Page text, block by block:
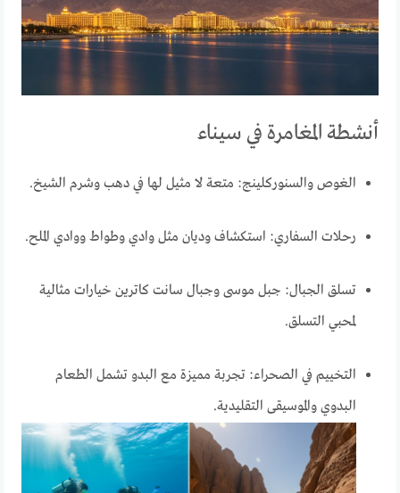
أنشطة المغامرة في سيناء
الغوص والسنوركلينج: متعة لا مثيل لها في دهب وشرم الشيخ.
رحلات السفاري: استكشاف وديان مثل وادي وطواط ووادي الملح.
تسلق الجبال: جبل موسى وجبال سانت كاترين خيارات مثالية
لمحبي التسلق.
التخييم في الصحراء: تجربة مميزة مع البدو تشمل الطعام
البدوي والموسيقى التقليدية.